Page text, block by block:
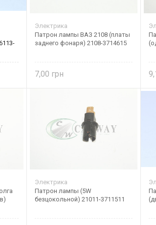
Электрика
Патрон лампы ВАЗ 2108 (платы
заднего фонаря) 2108-3714615
7,00
Электрика
Патрон лампы (5W
безцокольной) 21011-3711511